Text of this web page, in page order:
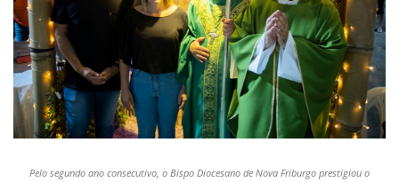
Pelo segundo ano consecutivo, o Bispo Diocesano de Nova Friburgo prestigiou o